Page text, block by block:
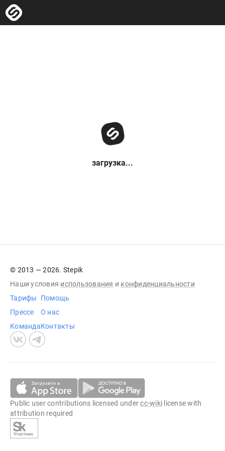
загрузка...
© 2013 — 2026. Stepik
Наши условия использования и конфиденциальности
Тарифы
Прессе
Команда
Помощь
О нас
Контакты
Public user contributions licensed undercc-wiki license with
attribution required